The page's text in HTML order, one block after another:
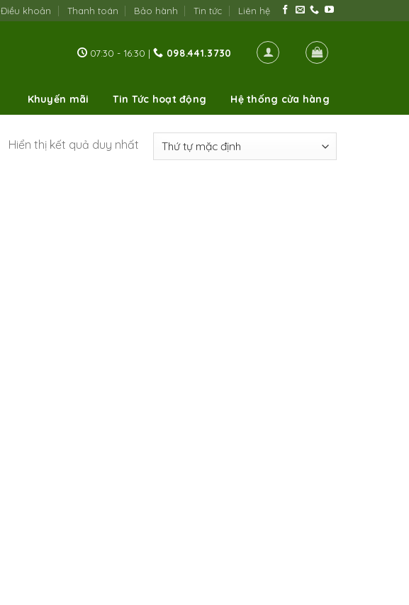
Điều khoản Thanh toán Bảo hành Tin tức Liên hệ
07:30 - 16:30 | 098.441.3730
Khuyến mãi Tin Tức hoạt động Hệ thống cửa hàng
Hiển thị kết quả duy nhất